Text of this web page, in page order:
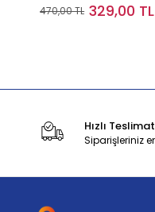
470,00 TL 329,00 TL
Hızlı Teslimat
Siparişleriniz